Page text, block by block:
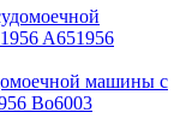
машины с
Bo6003